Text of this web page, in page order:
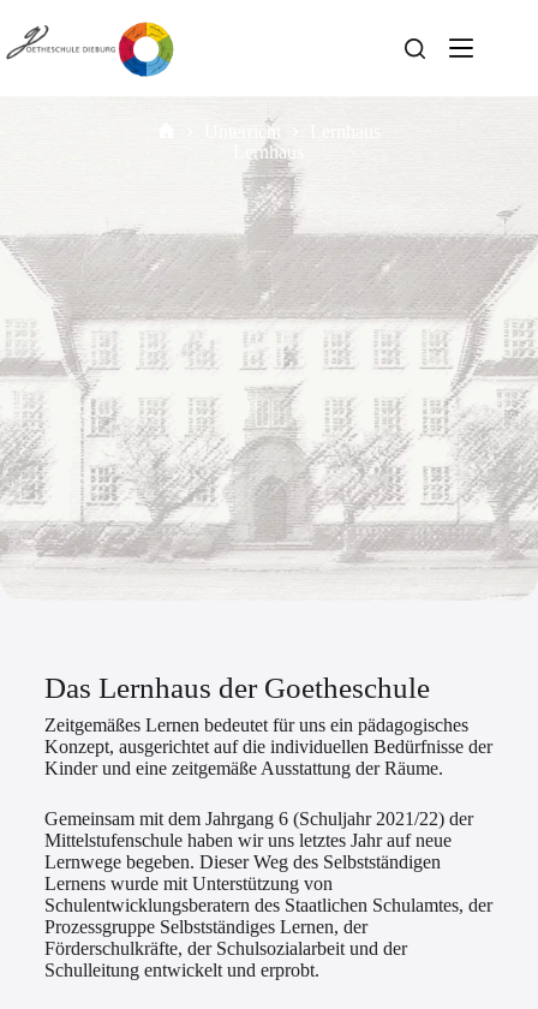
Unterricht
Lernhaus
Das Lernhaus der Goetheschule
Zeitgemäßes Lernen bedeutet für uns ein pädagogisches
Konzept, ausgerichtet auf die individuellen Bedürfnisse der
Kinder und eine zeitgemäße Ausstattung der Räume.
Gemeinsam mit dem Jahrgang 6 (Schuljahr 2021/22) der
Mittelstufenschule haben wir uns letztes Jahr auf neue
Lernwege begeben. Dieser Weg des Selbstständigen
Lernens wurde mit Unterstützung von
Schulentwicklungsberatern des Staatlichen Schulamtes, der
Prozessgruppe Selbstständiges Lernen, der
Förderschulkräfte, der Schulsozialarbeit und der
Schulleitung entwickelt und erprobt.